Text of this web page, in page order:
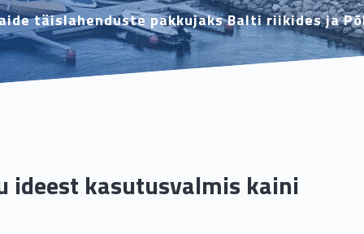
täislahenduste pakkujaks Balti riikides ja
ideest kasutusvalmis kaini